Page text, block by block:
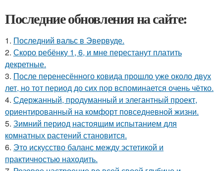
Последние обновления на сайте:
1. Последний вальс в Эвервуде.
2. Скоро ребёнку 1, 6, и мне перестанут платить
декретные.
3. После перенесённого ковида прошло уже около двух
лет, но тот период до сих пор вспоминается очень чётко.
4. Сдержанный, продуманный и элегантный проект,
ориентированный на комфорт повседневной жизни.
5. Зимний период настоящим испытанием для
комнатных растений становится.
6. Это искусство баланс между эстетикой и
практичностью находить.